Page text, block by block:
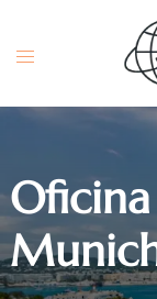
content
Toggle